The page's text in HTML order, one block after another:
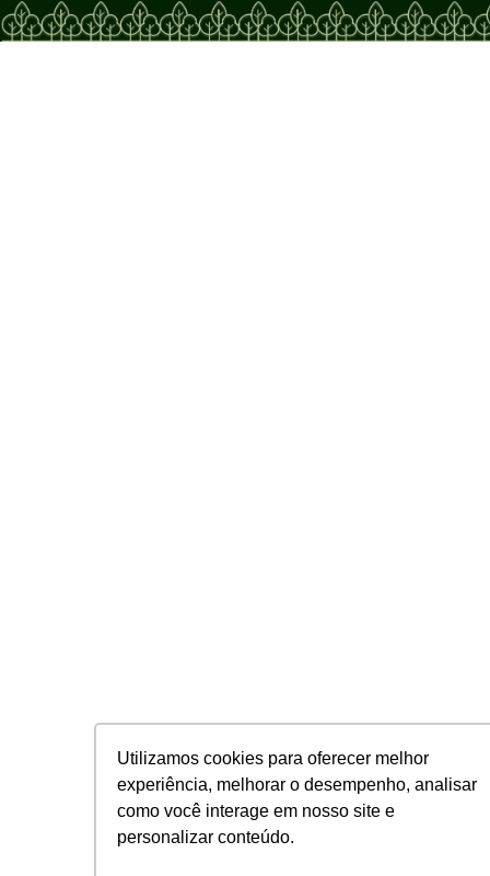
Utilizamos cookies para oferecer melhor
experiência, melhorar o desempenho, analisar
como você interage em nosso site e
personalizar conteúdo.